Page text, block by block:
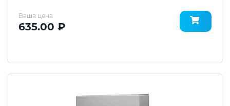
Ваша цена
635.00 ₽